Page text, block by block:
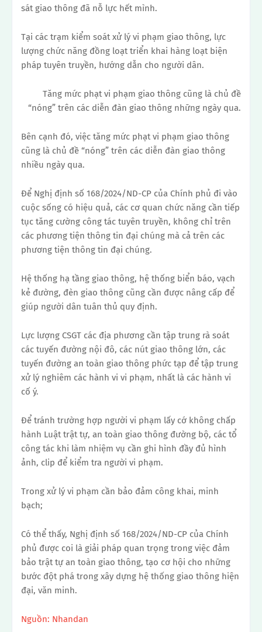
sát giao thông đã nỗ lực hết mình.
Tại các trạm kiểm soát xử lý vi phạm giao thông, lực
lượng chức năng đồng loạt triển khai hàng loạt biện
pháp tuyên truyền, hướng dẫn cho người dân.
Tăng mức phạt vi phạm giao thông cũng là chủ đề
“nóng” trên các diễn đàn giao thông những ngày qua.
Bên cạnh đó, việc tăng mức phạt vi phạm giao thông
cũng là chủ đề “nóng” trên các diễn đàn giao thông
nhiều ngày qua.
Để Nghị định số 168/2024/ND-CP của Chính phủ đi vào
cuộc sống có hiệu quả, các cơ quan chức năng cần tiếp
tục tăng cường công tác tuyên truyền, không chỉ trên
các phương tiện thông tin đại chúng mà cả trên các
phương tiện thông tin đại chúng.
Hệ thống hạ tầng giao thông, hệ thống biển báo, vạch
kẻ đường, đèn giao thông cũng cần được nâng cấp để
giúp người dân tuân thủ quy định.
Lực lượng CSGT các địa phương cần tập trung rà soát
các tuyến đường nội đô, các nút giao thông lớn, các
tuyến đường an toàn giao thông phức tạp để tập trung
xử lý nghiêm các hành vi vi phạm, nhất là các hành vi
cố ý.
Để tránh trường hợp người vi phạm lấy cớ không chấp
hành Luật trật tự, an toàn giao thông đường bộ, các tổ
công tác khi làm nhiệm vụ cần ghi hình đầy đủ hình
ảnh, clip để kiểm tra người vi phạm.
Trong xử lý vi phạm cần bảo đảm công khai, minh
bạch;
Có thể thấy, Nghị định số 168/2024/ND-CP của Chính
phủ được coi là giải pháp quan trọng trong việc đảm
bảo trật tự an toàn giao thông, tạo cơ hội cho những
bước đột phá trong xây dựng hệ thống giao thông hiện
đại, văn minh.
Nguồn: Nhandan